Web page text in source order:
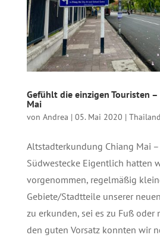
Gefühlt die einzigen Touristen –
Mai
von Andrea | 05. Mai 2020 |
Altstadterkundung Chiang Mai
Südwestecke Eigentlich hatten
vorgenommen, regelmäßig
Gebiete/Stadtteile unserer neuen
zu erkunden, sei es zu Fuß oder
den guten Vorsatz konnten wir